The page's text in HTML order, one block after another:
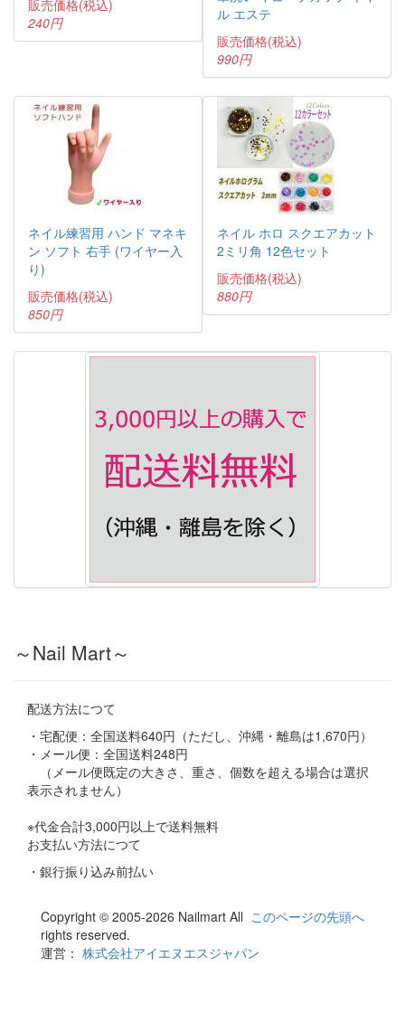
販売価格(税込)
240円
ル エステ
販売価格(税込)
990円
ネイル練習用 ハンド マネキ
ン ソフト 右手 (ワイヤー入
り)
販売価格(税込)
850円
ネイル ホロ スクエアカット
2ミリ角 12色セット
販売価格(税込)
880円
～Nail Mart～
配送方法につて
・宅配便：全国送料640円（ただし、沖縄・離島は1,670円）
・メール便：全国送料248円
（メール便既定の大きさ、重さ、個数を超える場合は選択
表示されません）
※代金合計3,000円以上で送料無料
お支払い方法につて
・銀行振り込み前払い
このページの先頭へ
Copyright © 2005-2026 Nailmart All
rights reserved.
運営： 株式会社アイエヌエスジャパン